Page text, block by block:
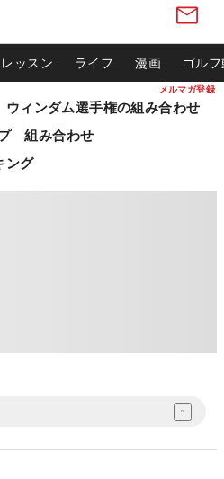
メルマガ登録
レッスン ライフ 漫画 ゴル
ィンダム選手権の組み合わせ
組み合わせ
ング